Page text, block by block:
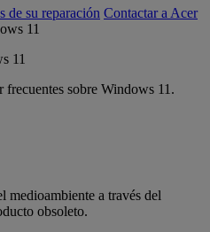
de su reparación Contactar a Acer
11
frecuentes sobre Windows 11.
medioambiente a través del
obsoleto.